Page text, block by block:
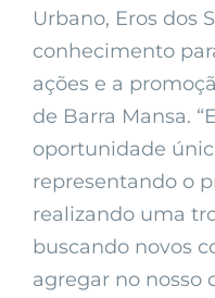
Urbano, Eros dos
conhecimento
ações e a
de Barra Mansa.
oportunidade
representando o
realizando uma
buscando novos
agregar no nosso